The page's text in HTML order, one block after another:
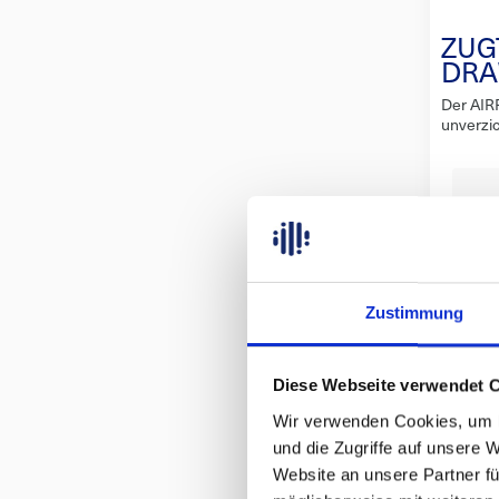
Zustimmung
Diese Webseite verwendet
Wir verwenden Cookies,
und die Zugriffe auf unsere
Website an unsere Partner
Der
Dichtung,
Der
GYS
sind
%